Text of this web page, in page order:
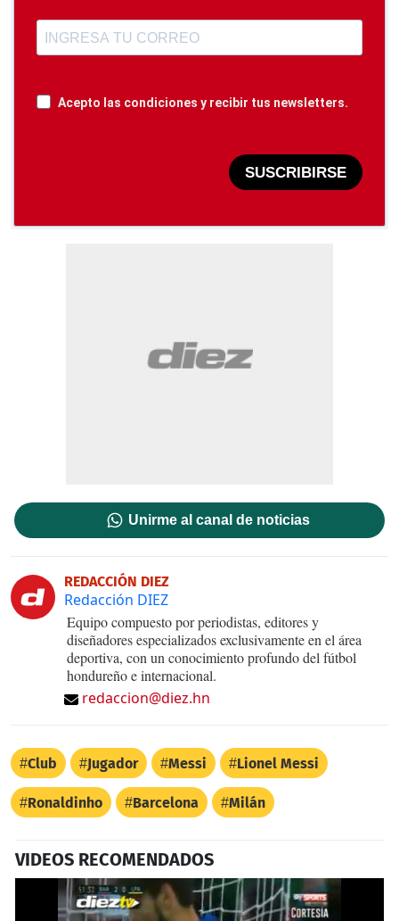
Acepto las condiciones y recibir tus newsletters.
SUSCRIBIRSE
Unirme al canal de noticias
REDACCIÓN DIEZ
Redacción DIEZ
Equipo compuesto por periodistas, editores y
diseñadores especializados exclusivamente en el área
deportiva, con un conocimiento profundo del fútbol
hondureño e internacional.
redaccion@diez.hn
Club Jugador Messi Lionel Messi
Ronaldinho Barcelona Milán
VIDEOS RECOMENDADOS